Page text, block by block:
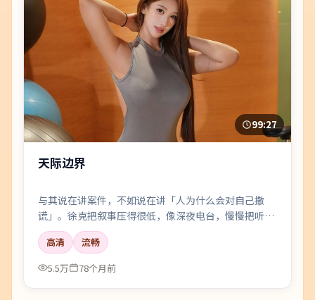
99:27
天际边界
与其说在讲案件，不如说在讲「人为什么会对自己撒
谎」。徐克把叙事压得很低，像深夜电台，慢慢把听众
引进雾里。
高清
流畅
5.5万
78个月前